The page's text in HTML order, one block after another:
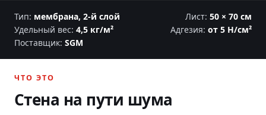
Тип: мембрана, 2-й слой Лист: 50 × 70 см
Удельный вес: 4,5 кг/м² Адгезия: от 5 Н/см²
Поставщик: SGM
ЧТО ЭТО
Стена на пути шума